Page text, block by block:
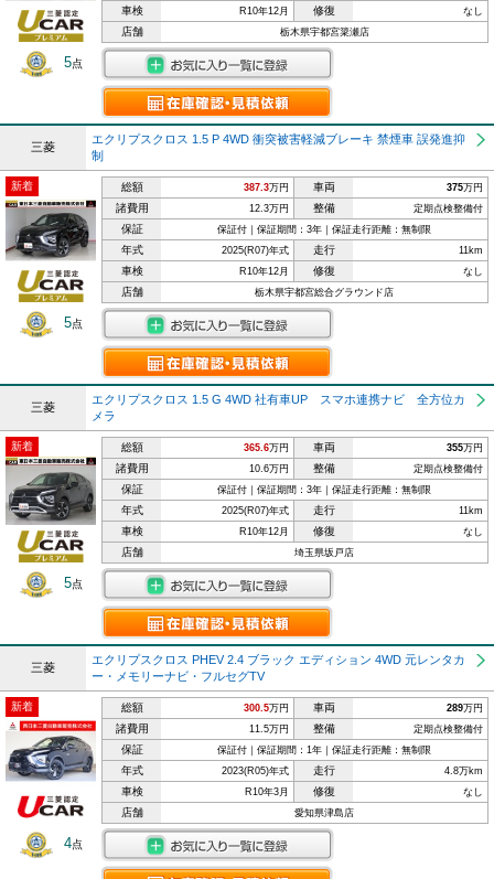
5点
車検 R10年12月 修復 なし
店舗 栃木県宇都宮簗瀬店
三菱
エクリプスクロス 1.5 P 4WD 衝突被害軽減ブレーキ 禁煙車 誤発進抑
制
新着
5点
総額 387.3万円 車両 375万円
諸費用 12.3万円 整備 定期点検整備付
保証 保証付｜保証期間：3年｜保証走行距離：無制限
年式 2025(R07)年式 走行 11km
車検 R10年12月 修復 なし
店舗 栃木県宇都宮総合グラウンド店
三菱
エクリプスクロス 1.5 G 4WD 社有車UP スマホ連携ナビ 全方位カ
メラ
新着
5点
総額 365.6万円 車両 355万円
諸費用 10.6万円 整備 定期点検整備付
保証 保証付｜保証期間：3年｜保証走行距離：無制限
年式 2025(R07)年式 走行 11km
車検 R10年12月 修復 なし
店舗 埼玉県坂戸店
三菱
エクリプスクロス PHEV 2.4 ブラック エディション 4WD 元レンタカ
ー・メモリーナビ・フルセグTV
新着
4点
総額 300.5万円 車両 289万円
諸費用 11.5万円 整備 定期点検整備付
保証 保証付｜保証期間：1年｜保証走行距離：無制限
年式 2023(R05)年式 走行 4.8万km
車検 R10年3月 修復 なし
店舗 愛知県津島店